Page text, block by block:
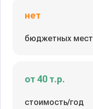
нет
бюджетных мест
от 40 т.р.
стоимость/год